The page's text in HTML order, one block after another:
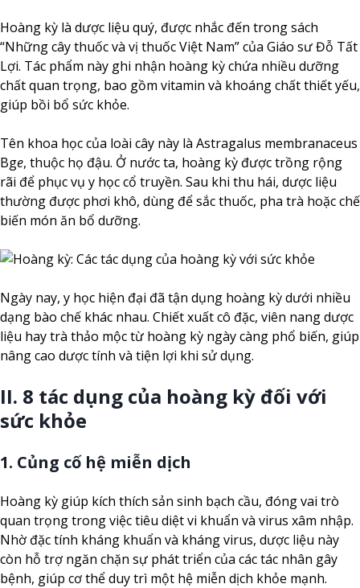
Hoàng kỳ là dược liệu quý, được nhắc đến trong sách
“Những cây thuốc và vị thuốc Việt Nam” của Giáo sư Đỗ Tất
Lợi. Tác phẩm này ghi nhận hoàng kỳ chứa nhiều dưỡng
chất quan trọng, bao gồm vitamin và khoáng chất thiết yếu,
giúp bồi bổ sức khỏe.
Tên khoa học của loài cây này là Astragalus membranaceus
Bge, thuộc họ đậu. Ở nước ta, hoàng kỳ được trồng rộng
rãi để phục vụ y học cổ truyền. Sau khi thu hái, dược liệu
thường được phơi khô, dùng để sắc thuốc, pha trà hoặc chế
biến món ăn bổ dưỡng.
Ngày nay, y học hiện đại đã tận dụng hoàng kỳ dưới nhiều
dạng bào chế khác nhau. Chiết xuất cô đặc, viên nang dược
liệu hay trà thảo mộc từ hoàng kỳ ngày càng phổ biến, giúp
nâng cao dược tính và tiện lợi khi sử dụng.
II. 8 tác dụng của hoàng kỳ đối với
sức khỏe
1. Củng cố hệ miễn dịch
Hoàng kỳ giúp kích thích sản sinh bạch cầu, đóng vai trò
quan trọng trong việc tiêu diệt vi khuẩn và virus xâm nhập.
Nhờ đặc tính kháng khuẩn và kháng virus, dược liệu này
còn hỗ trợ ngăn chặn sự phát triển của các tác nhân gây
bệnh, giúp cơ thể duy trì một hệ miễn dịch khỏe mạnh.